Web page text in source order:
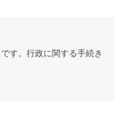
す。行政に関する手続き